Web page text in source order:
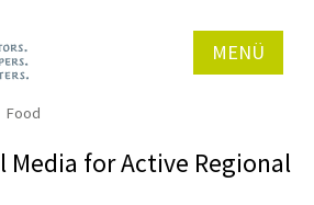
MENÜ
Food
Media for Active Regional